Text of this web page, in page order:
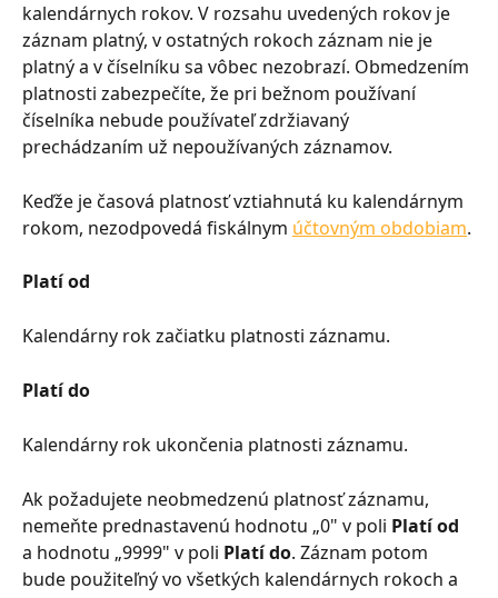
kalendárnych rokov. V rozsahu uvedených rokov je
záznam platný, v ostatných rokoch záznam nie je
platný a v číselníku sa vôbec nezobrazí. Obmedzením
platnosti zabezpečíte, že pri bežnom používaní
číselníka nebude používateľ zdržiavaný
prechádzaním už nepoužívaných záznamov.
Keďže je časová platnosť vztiahnutá ku kalendárnym
rokom, nezodpovedá fiskálnym účtovným obdobiam.
Platí od
Kalendárny rok začiatku platnosti záznamu.
Platí do
Kalendárny rok ukončenia platnosti záznamu.
Ak požadujete neobmedzenú platnosť záznamu,
nemeňte prednastavenú hodnotu „0" v poli Platí od
a hodnotu „9999" v poli Platí do. Záznam potom
bude použiteľný vo všetkých kalendárnych rokoch a